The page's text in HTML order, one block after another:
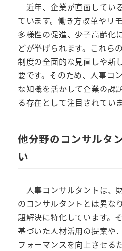
近年、企業が直面してい
ています。働き方改革やリ
多様性の促進、少子高齢化
どが挙げられます。これら
制度の全面的な見直しや新
要です。そのため、人事コ
な知識を活かして企業の課
る存在として注目されていま
他分野のコンサルタ
い
人事コンサルタントは、
のコンサルタントとは異な
題解決に特化しています。
基づいた人材活用の提案や
フォーマンスを向上させる